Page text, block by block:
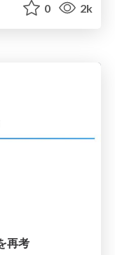
0 2k
再考